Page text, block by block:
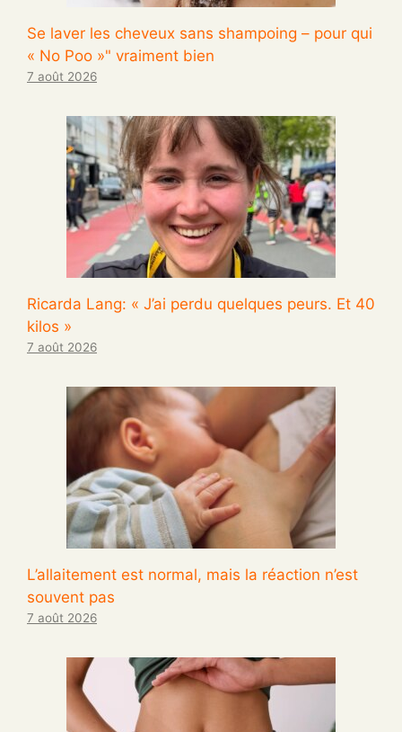
Se laver les cheveux sans shampoing – pour qui
« No Poo »" vraiment bien
7 août 2026
Ricarda Lang: « J’ai perdu quelques peurs. Et 40
kilos »
7 août 2026
L’allaitement est normal, mais la réaction n’est
souvent pas
7 août 2026